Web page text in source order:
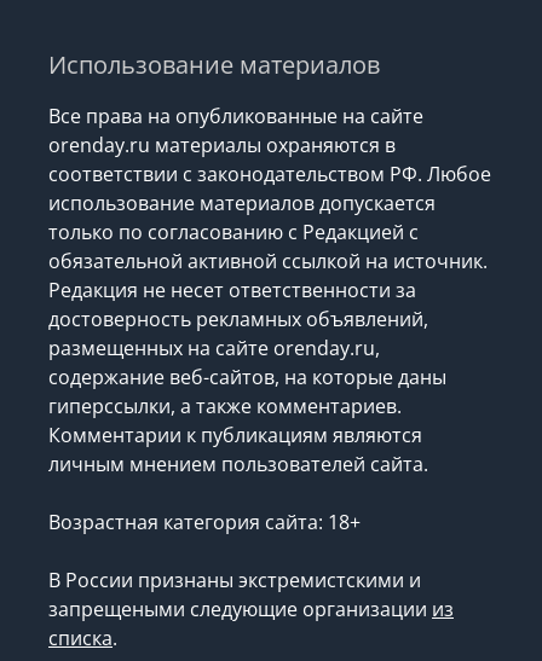
Использование материалов
Все права на опубликованные на сайте
orenday.ru материалы охраняются в
соответствии с законодательством РФ. Любое
использование материалов допускается
только по согласованию с Редакцией с
обязательной активной ссылкой на источник.
Редакция не несет ответственности за
достоверность рекламных объявлений,
размещенных на сайте orenday.ru,
содержание веб-сайтов, на которые даны
гиперссылки, а также комментариев.
Комментарии к публикациям являются
личным мнением пользователей сайта.
Возрастная категория сайта: 18+
В России признаны экстремистскими и
запрещеными следующие организации из
списка.